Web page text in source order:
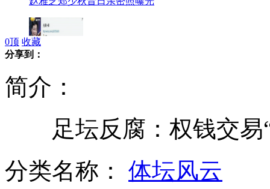
中俄海军精锐尽出进行实兵演练
0顶 收藏
分享到：
简介：
足坛反腐：权钱交易“
分类名称： 体坛风云